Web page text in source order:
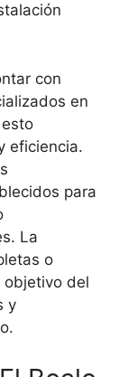
con
en
eficiencia.
para
La
o
objetivo del
y